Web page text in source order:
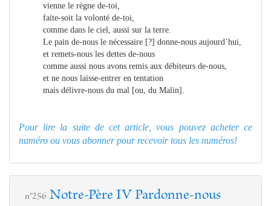
vienne le règne de-toi,
faite-soit la volonté de-toi,
comme dans le ciel, aussi sur la terre.
Le pain de-nous le nécessaire [?] donne-nous aujourd’hui,
et remets-nous les dettes de-nous
comme aussi nous avons remis aux débiteurs de-nous,
et ne nous laisse-entrer en tentation
mais délivre-nous du mal [ou, du Malin].
Pour lire la suite de cet article, vous pouvez acheter ce
numéro ou vous abonner pour recevoir tous les numéros!
n°256 Notre-Père IV Pardonne-nous